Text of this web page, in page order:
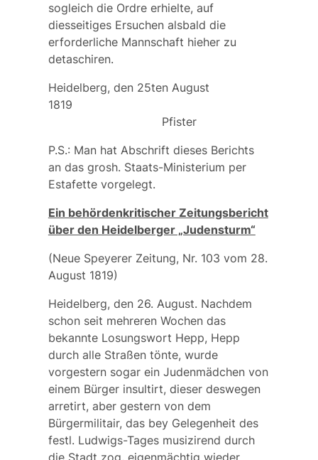
sogleich die Ordre erhielte, auf
diesseitiges Ersuchen alsbald die
erforderliche Mannschaft hieher zu
detaschiren.
Heidelberg, den 25ten August
1819
Pfister
P.S.: Man hat Abschrift dieses Berichts
an das grosh. Staats-Ministerium per
Estafette vorgelegt.
Ein behördenkritischer Zeitungsbericht
über den Heidelberger „Judensturm“
(Neue Speyerer Zeitung, Nr. 103 vom 28.
August 1819)
Heidelberg, den 26. August. Nachdem
schon seit mehreren Wochen das
bekannte Losungswort Hepp, Hepp
durch alle Straßen tönte, wurde
vorgestern sogar ein Judenmädchen von
einem Bürger insultirt, dieser deswegen
arretirt, aber gestern von dem
Bürgermilitair, das bey Gelegenheit des
festl. Ludwigs-Tages musizirend durch